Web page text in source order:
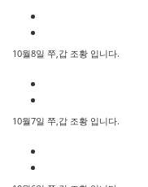
10월8일 쭈,갑 조황 입니다.
10월7일 쭈,갑 조황 입니다.